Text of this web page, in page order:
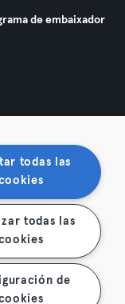
de embaixador
aqui
todas las
todas las
de